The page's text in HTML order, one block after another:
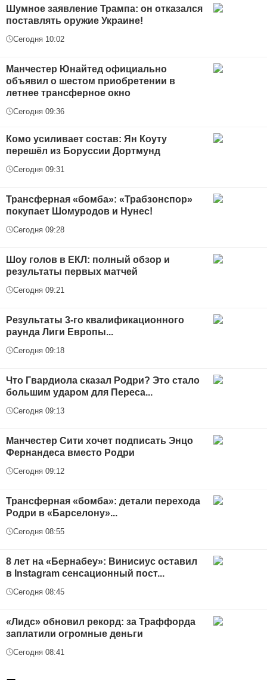
Шумное заявление Трампа: он отказался
поставлять оружие Украине!
Сегодня 10:02
Манчестер Юнайтед официально
объявил о шестом приобретении в
летнее трансферное окно
Сегодня 09:36
Комо усиливает состав: Ян Коуту
перешёл из Боруссии Дортмунд
Сегодня 09:31
Трансферная «бомба»: «Трабзонспор»
покупает Шомуродов и Нунес!
Сегодня 09:28
Шоу голов в ЕКЛ: полный обзор и
результаты первых матчей
Сегодня 09:21
Результаты 3-го квалификационного
раунда Лиги Европы...
Сегодня 09:18
Что Гвардиола сказал Родри? Это стало
большим ударом для Переса...
Сегодня 09:13
Манчестер Сити хочет подписать Энцо
Фернандеса вместо Родри
Сегодня 09:12
Трансферная «бомба»: детали перехода
Родри в «Барселону»...
Сегодня 08:55
8 лет на «Бернабеу»: Винисиус оставил
в Instagram сенсационный пост...
Сегодня 08:45
«Лидс» обновил рекорд: за Траффорда
заплатили огромные деньги
Сегодня 08:41